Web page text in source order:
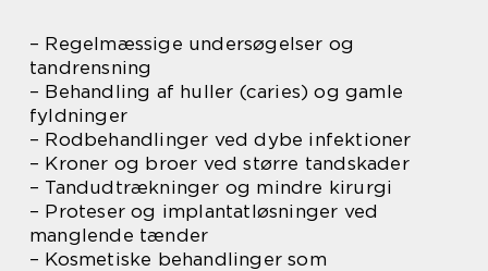
– Regelmæssige undersøgelser og
tandrensning
– Behandling af huller (caries) og gamle
fyldninger
– Rodbehandlinger ved dybe infektioner
– Kroner og broer ved større tandskader
– Tandudtrækninger og mindre kirurgi
– Proteser og implantatløsninger ved
manglende tænder
– Kosmetiske behandlinger som